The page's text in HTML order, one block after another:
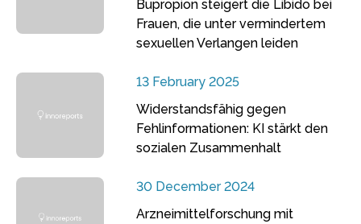
Bupropion steigert die Libido bei
Frauen, die unter vermindertem
sexuellen Verlangen leiden
13 February 2025
Widerstandsfähig gegen
Fehlinformationen: KI stärkt den
sozialen Zusammenhalt
30 December 2024
Arzneimittelforschung mit